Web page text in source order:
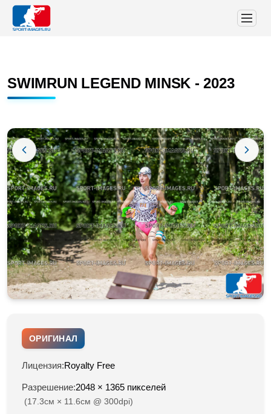
SWIMRUN LEGEND MINSK - 2023
ОРИГИНАЛ
Лицензия:Royalty Free
Разрешение:2048 × 1365 пикселей
(17.3см × 11.6см @ 300dpi)